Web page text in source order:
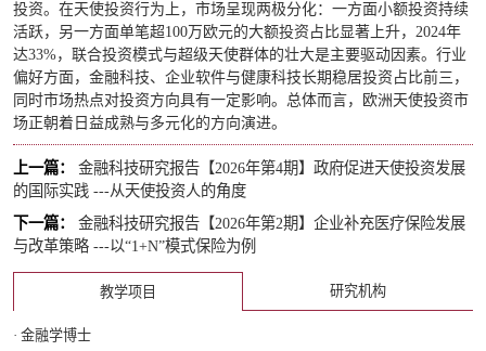
投资。在天使投资行为上，市场呈现两极分化：一方面小额投资持续
活跃，另一方面单笔超100万欧元的大额投资占比显著上升，2024年
达33%，联合投资模式与超级天使群体的壮大是主要驱动因素。行业
偏好方面，金融科技、企业软件与健康科技长期稳居投资占比前三，
同时市场热点对投资方向具有一定影响。总体而言，欧洲天使投资市
场正朝着日益成熟与多元化的方向演进。
上一篇：
金融科技研究报告【2026年第4期】政府促进天使投资发展
的国际实践 ---从天使投资人的角度
下一篇：
金融科技研究报告【2026年第2期】企业补充医疗保险发展
与改革策略 ---以“1+N”模式保险为例
教学项目 研究机构
· 金融学博士